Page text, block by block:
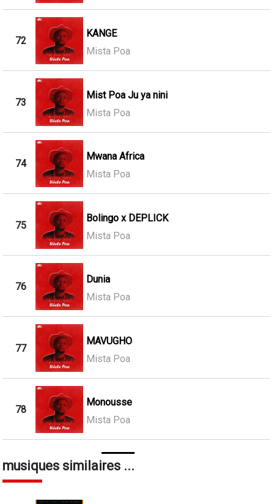
72
KANGE
Mista Poa
73
Mist Poa Ju ya nini
Mista Poa
74
Mwana Africa
Mista Poa
75
Bolingo x DEPLICK
Mista Poa
76
Dunia
Mista Poa
77
MAVUGHO
Mista Poa
78
Monousse
Mista Poa
musiques similaires ...